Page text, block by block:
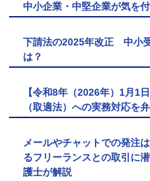
中小企業・中堅企業が気を
下請法の2025年改正 中小
は？
【令和8年（2026年）1月1
（取適法）への実務対応を
メールやチャットでの発注
るフリーランスとの取引に
護士が解説